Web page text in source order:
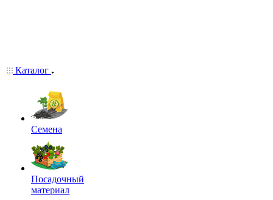
Каталог
Семена
Посадочный
материал